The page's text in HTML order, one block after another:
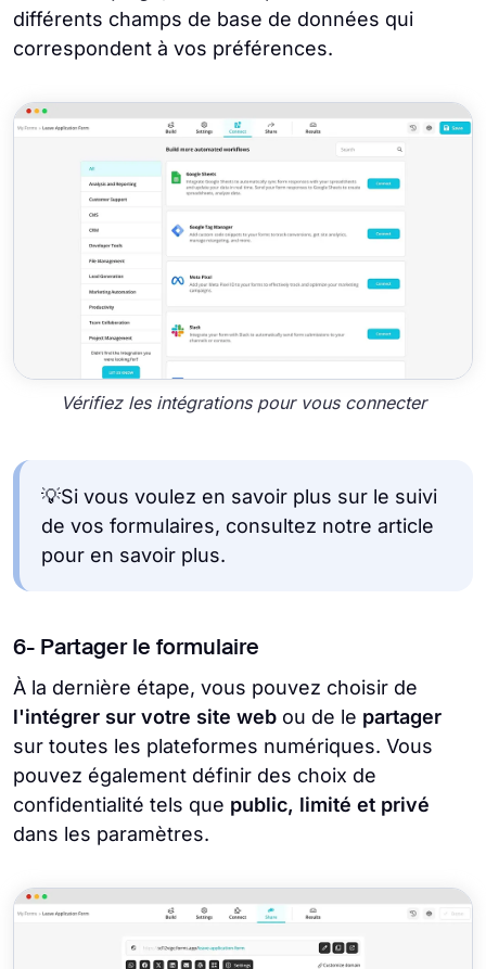
différents champs de base de données qui
correspondent à vos préférences.
Vérifiez les intégrations pour vous connecter
💡Si vous voulez en savoir plus sur le suivi
de vos formulaires, consultez notre article
pour en savoir plus.
6- Partager le formulaire
À la dernière étape, vous pouvez choisir de
l'intégrer sur votre site web ou de le partager
sur toutes les plateformes numériques. Vous
pouvez également définir des choix de
confidentialité tels que public, limité et privé
dans les paramètres.